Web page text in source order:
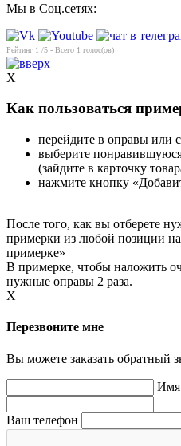
Мы в Соц.сетях:
Рейтинг 1 /5 - Всего 1 голос(ов)
X
Как пользоваться
перейдите в оправы или
выберите
(зайдите в карточку
нажмите кнопку
После того, как вы отберете
примерки из любой позиции
примерке»
В примерке, чтобы наложить
нужные оправы 2 раза.
X
Перезвоните мне
Вы можете заказать обратный
Имя
Ваш телефон